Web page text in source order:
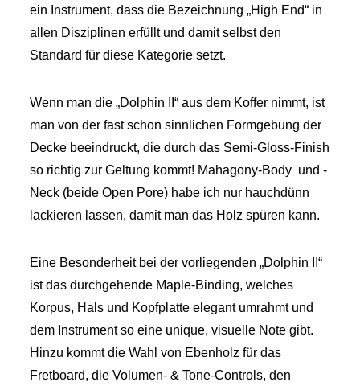
ein Instrument, dass die Bezeichnung „High End“ in
allen Disziplinen erfüllt und damit selbst den
Standard für diese Kategorie setzt.
Wenn man die „Dolphin II“ aus dem Koffer nimmt, ist
man von der fast schon sinnlichen Formgebung der
Decke beeindruckt, die durch das Semi-Gloss-Finish
so richtig zur Geltung kommt! Mahagony-Body und -
Neck (beide Open Pore) habe ich nur hauchdünn
lackieren lassen, damit man das Holz spüren kann.
Eine Besonderheit bei der vorliegenden „Dolphin II“
ist das durchgehende Maple-Binding, welches
Korpus, Hals und Kopfplatte elegant umrahmt und
dem Instrument so eine unique, visuelle Note gibt.
Hinzu kommt die Wahl von Ebenholz für das
Fretboard, die Volumen- & Tone-Controls, den